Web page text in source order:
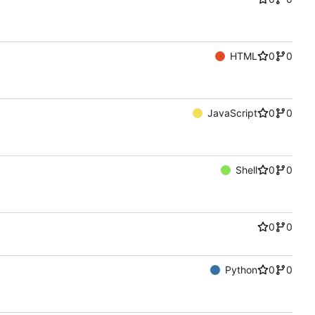
HTML 0 0
JavaScript 0 0
Shell 0 0
0 0
Python 0 0